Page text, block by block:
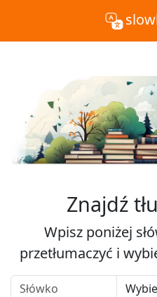
Znajdź
Wpisz poniżej
przetłumaczyć i